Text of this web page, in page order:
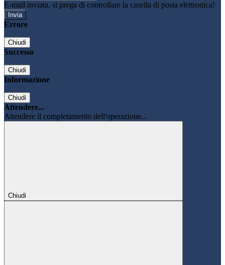
E-mail inviata, si prega di controllare la casella di posta elettronica!
Errore
Chiudi
Successo
Chiudi
Informazione
Chiudi
Attendere...
Attendere il completamento dell'operazione...
Chiudi